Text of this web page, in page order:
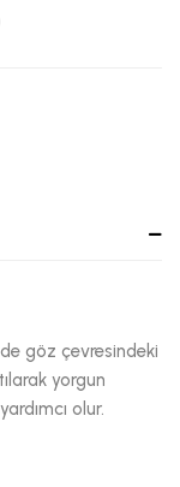
göz çevresindeki
yorgun
olur.